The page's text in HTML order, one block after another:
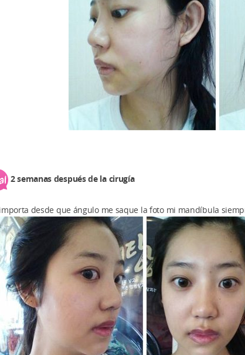
2 semanas después de la cirugía
desde que ángulo me saque la foto mi mandíbula